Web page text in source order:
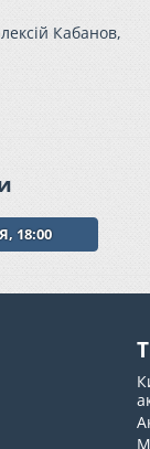
Кабанов,
18:00